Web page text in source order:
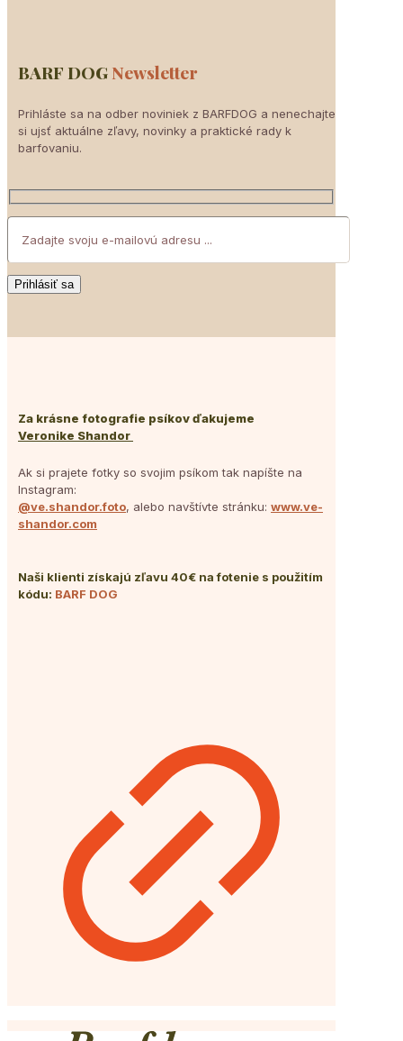
BARF DOGNewsletter
Prihláste sa na odber noviniek z BARFDOG a nenechajte
si ujsť aktuálne zľavy, novinky a praktické rady k
barfovaniu.
Za krásne fotografie psíkov ďakujeme
Veronike Shandor
Ak si prajete fotky so svojim psíkom tak napíšte na
Instagram:
@ve.shandor.foto, alebo navštívte stránku: www.ve-
shandor.com
Naši klienti získajú zľavu 40€ na fotenie s použitím
kódu: BARF DOG